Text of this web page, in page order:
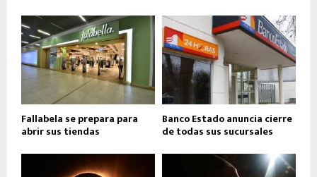
Fallabela se prepara para
abrir sus tiendas
Banco Estado anuncia cierre
de todas sus sucursales